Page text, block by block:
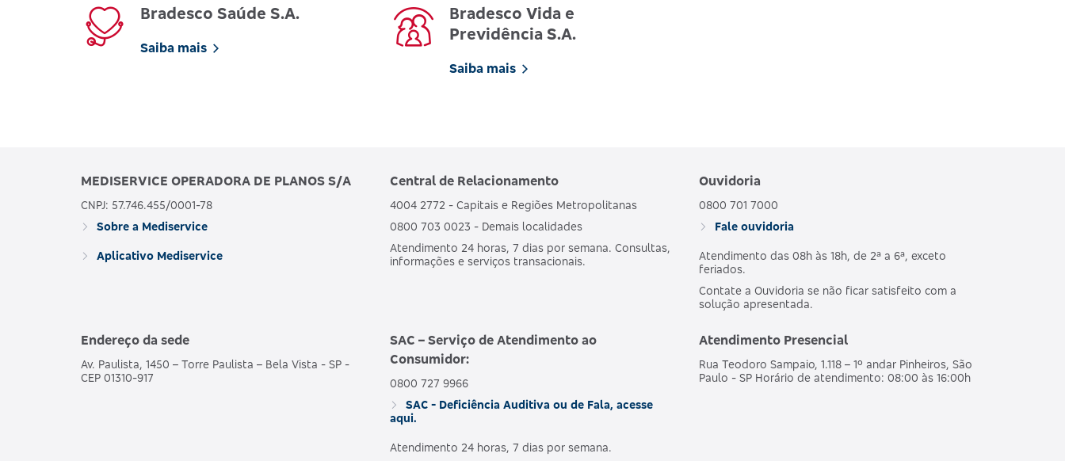
Bradesco Saúde S.A.
Saiba mais
Bradesco Vida e
Previdência S.A.
Saiba mais
MEDISERVICE OPERADORA DE PLANOS S/A
CNPJ: 57.746.455/0001-78
Sobre a Mediservice
Aplicativo Mediservice
Central de Relacionamento
4004 2772 - Capitais e Regiões Metropolitanas
0800 703 0023 - Demais localidades
Atendimento 24 horas, 7 dias por semana. Consultas,
informações e serviços transacionais.
Ouvidoria
0800 701 7000
Fale ouvidoria
Atendimento das 08h às 18h, de 2ª a 6ª, exceto
feriados.
Contate a Ouvidoria se não ficar satisfeito com a
solução apresentada.
Endereço da sede
Av. Paulista, 1450 – Torre Paulista – Bela Vista - SP -
CEP 01310-917
SAC – Serviço de Atendimento ao
Consumidor:
0800 727 9966
SAC - Deficiência Auditiva ou de Fala, acesse
aqui.
Atendimento 24 horas, 7 dias por semana.
Atendimento Presencial
Rua Teodoro Sampaio, 1.118 – 1º andar Pinheiros, São
Paulo - SP Horário de atendimento: 08:00 às 16:00h